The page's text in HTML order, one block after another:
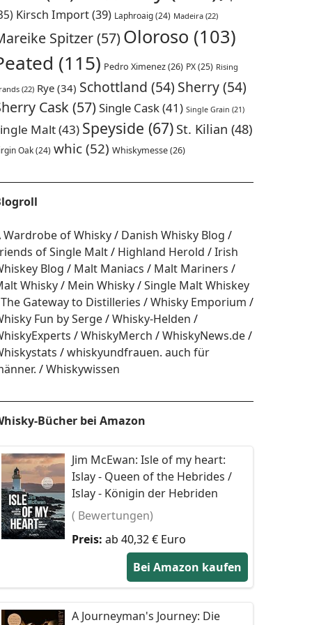
Kirsch Import(39) Laphroaig(24) Madeira(22)
Spitzer(57)Oloroso (103)
(115) Pedro Ximenez(26) PX(25) Rising
(22) Rye(34) Schottland (54) Sherry(54)
Cask (57)Single Cask(41) Single Grain (21)
Malt(43) Speyside (67) St. Kilian (48)
Oak(24) whic(52) Whiskymesse(26)
Wardrobe of Whisky
Danish Whisky Blog
of Single Malt
Highland Herold
Irish
Blog
Malt Maniacs
Malt Mariners
Whisky
Mein Whisky
Single Malt Whiskey
The Gateway to Distilleries
Whisky Emporium
Fun by Serge
Whisky-Helden
WhiskyMerch
WhiskyNews.de
whiskyundfrauen. auch für
Whiskywissen
Bücher bei Amazon
Jim McEwan: Isle of my heart:
Islay - Queen of the Hebrides /
Islay - Königin der Hebriden
( Bewertungen)
Preis: ab 40,32 € Euro
Bei Amazon kaufen
A Journeyman's Journey: Die